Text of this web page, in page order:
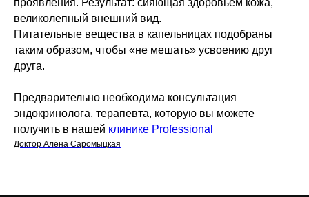
проявления. Результат: сияющая здоровьем кожа,
великолепный внешний вид.
Питательные вещества в капельницах подобраны
таким образом, чтобы «не мешать» усвоению друг
друга.
Предварительно необходима консультация
эндокринолога, терапевта, которую вы можете
получить в нашей клинике Professional
Доктор Алёна Саромыцкая